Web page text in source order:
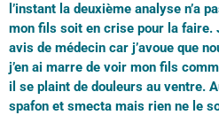
l’instant la deuxième analyse n’a
mon fils soit en crise pour la faire.
avis de médecin car j’avoue que
j’en ai marre de voir mon fils
il se plaint de douleurs au ventre.
spafon et smecta mais rien ne le